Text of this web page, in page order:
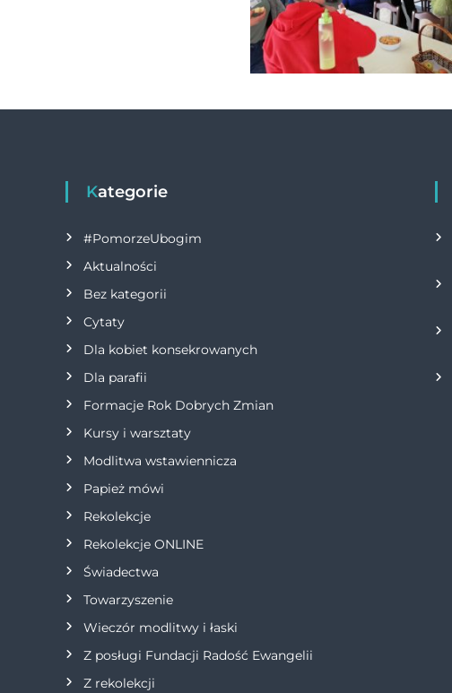
Kategorie
#PomorzeUbogim
Aktualności
Bez kategorii
Cytaty
Dla kobiet konsekrowanych
Dla parafii
Formacje Rok Dobrych Zmian
Kursy i warsztaty
Modlitwa wstawiennicza
Papież mówi
Rekolekcje
Rekolekcje ONLINE
Świadectwa
Towarzyszenie
Wieczór modlitwy i łaski
Z posługi Fundacji Radość Ewangelii
Z rekolekcji